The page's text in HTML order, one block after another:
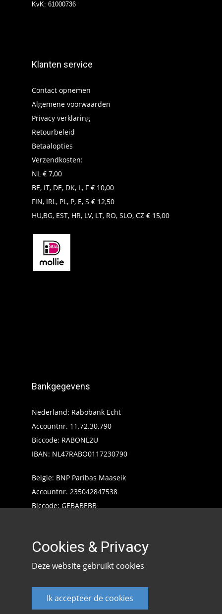
KvK: 61000736
Klanten service
Contact opnemen
Algemene voorwaarden
Privacy verklaring
Retourbeleid
Betaalopties
Verzendkosten:
NL € 7,00
BE, IT, DE, DK, L, F € 10,00
FIN, IRL, PL, P, E, S € 12,50
HU,BG, EST, HR, LV, LT, RO, SLO, CZ € 15,00
Bankgegevens
Nederland: Rabobank Echt
Accountnr. 11.72.30.790
Biccode: RABONL2U
IBAN: NL47RABO0117230790
Belgie: BNP Paribas Maaseik
Accountnr. 235042847538
Biccode: GEBABEBB
Keencarp 2020
Cookies & Privacy
Deze website gebruikt cookies
Ik accepteer de cookies